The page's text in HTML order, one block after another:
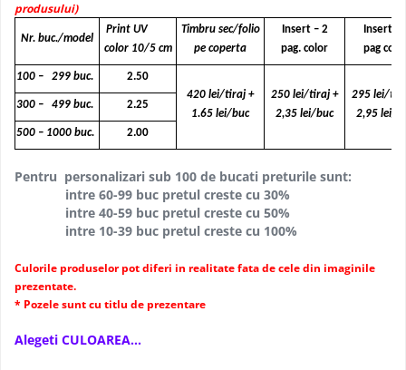
produsului)
Nr. buc./model
Print UV
color 10/5 cm
Timbru sec/folio
pe coperta
Insert – 2
pag. color
Insert -
pag
100 – 299 buc.
2.50
420 lei/tiraj +
1.65 lei/buc
250 lei/tiraj +
2,35 lei/buc
295 lei/
2,95 lei/
300 – 499 buc. 2.25
500 – 1000 buc. 2.00
Pentru personalizari sub 100 de bucati preturile sunt:
intre 60-99 buc pretul creste cu 30%
intre 40-59 buc pretul creste cu 50%
intre 10-39 buc pretul creste cu 100%
Culorile produselor pot diferi in realitate fata de cele din imaginile
prezentate.
* Pozele sunt cu titlu de prezentare
Alegeti CULOAREA...